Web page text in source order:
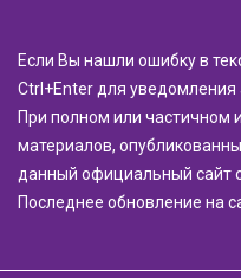
Если Вы нашли ошибку в
Ctrl+Enter для уведомления
При полном или частичном
материалов,
данный официальный сайт
Последнее обновление на